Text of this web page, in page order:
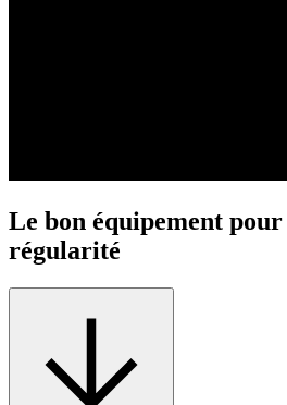
Le bon équipement
régularité